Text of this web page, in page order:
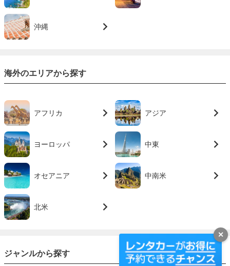
沖縄
海外のエリアから探す
アフリカ アジア
ヨーロッパ 中東
オセアニア 中南米
北米
ジャンルから探す
✕